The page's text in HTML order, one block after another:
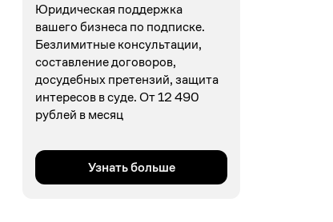
Юридическая поддержка
вашего бизнеса по подписке.
Безлимитные консультации,
составление договоров,
досудебных претензий, защита
интересов в суде. От 12 490
рублей в месяц
Узнать больше